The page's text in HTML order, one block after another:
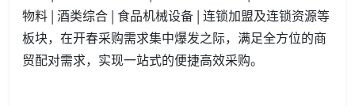
物料 | 酒类综合 | 食品机械设备 | 连锁加盟及连锁资源等
板块，在开春采购需求集中爆发之际，满足全方位的商
贸配对需求，实现一站式的便捷高效采购。